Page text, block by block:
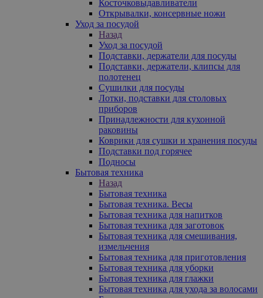
Косточковыдавливатели
Открывалки, консервные ножи
Уход за посудой
Назад
Уход за посудой
Подставки, держатели для посуды
Подставки, держатели, клипсы для
полотенец
Сушилки для посуды
Лотки, подставки для столовых
приборов
Принадлежности для кухонной
раковины
Коврики для сушки и хранения посуды
Подставки под горячее
Подносы
Бытовая техника
Назад
Бытовая техника
Бытовая техника. Весы
Бытовая техника для напитков
Бытовая техника для заготовок
Бытовая техника для смешивания,
измельчения
Бытовая техника для приготовления
Бытовая техника для уборки
Бытовая техника для глажки
Бытовая техника для ухода за волосами